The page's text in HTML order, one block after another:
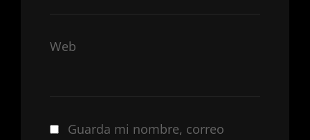
Web
Guarda mi nombre, correo